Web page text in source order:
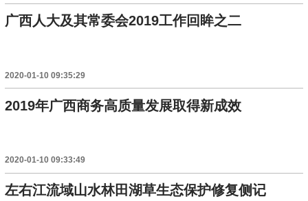
广西人大及其常委会2019工作回眸之二
2020-01-10 09:35:29
2019年广西商务高质量发展取得新成效
2020-01-10 09:33:49
左右江流域山水林田湖草生态保护修复侧记